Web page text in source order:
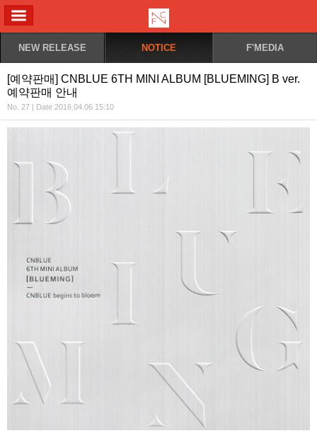
NEW RELEASE NOTICE F'MEDIA
[예약판매] CNBLUE 6TH MINI ALBUM [BLUEMING] B ver.
예약판매 안내
No. 27 | Date 2016.04.06 15:10